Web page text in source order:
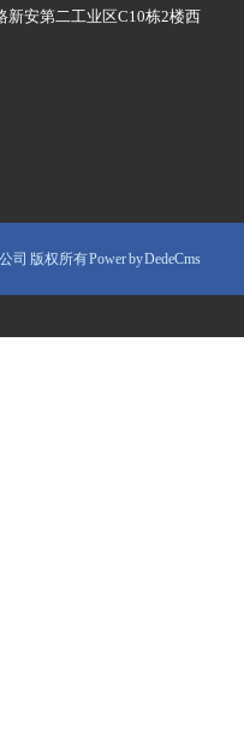
新安第二工业区C10栋2楼西
司 版权所有Power by DedeCms